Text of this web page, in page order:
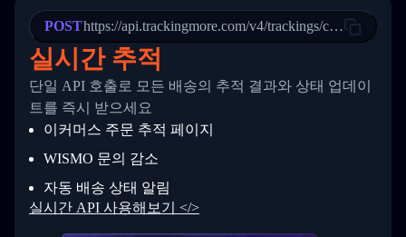
22
23
24
25
27
28
29
30
31
33
34
"StatusDescription": "Departed
"Details": "Departed Facility
          },
          {
            "Date": "2017-03-06 15:28:00",
"StatusDescription": "Shipment
"Details": "BEIJING-
          }
        ]
      }
  }
}
POSThttps://api.trackingmore.com/v4/trackings/create
실시간 추적
단일 API 호출로 모든 배송의 추적 결과와 상태 업데이
트를 즉시 받으세요
이커머스 주문 추적 페이지
WISMO 문의 감소
자동 배송 상태 알림
실시간 API 사용해보기 </>